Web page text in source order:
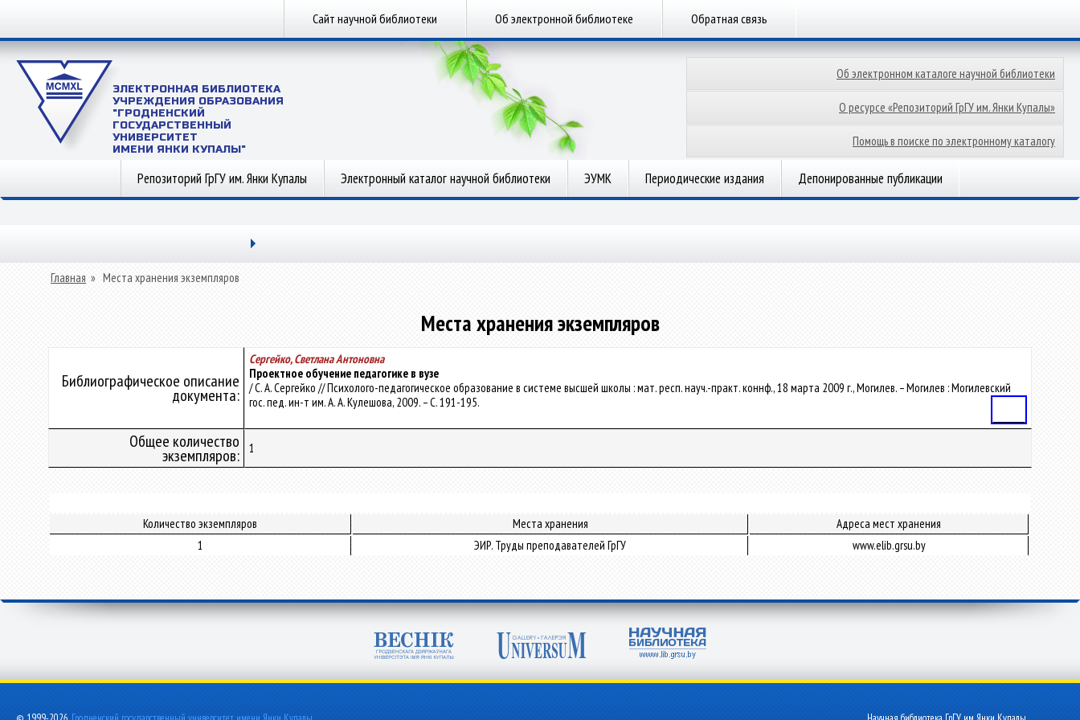
Сайт научной библиотеки Об электронной библиотеке Обратная связь
ЭЛЕКТРОННАЯ БИБЛИОТЕКА
УЧРЕЖДЕНИЯ ОБРАЗОВАНИЯ
"ГРОДНЕНСКИЙ
ГОСУДАРСТВЕННЫЙ
УНИВЕРСИТЕТ
ИМЕНИ ЯНКИ КУПАЛЫ"
Об электронном каталоге научной библиотеки
О ресурсе «Репозиторий ГрГУ им. Янки Купалы»
Помощь в поиске по электронному каталогу
Репозиторий ГрГУ им. Янки Купалы Электронный каталог научной библиотеки ЭУМК Периодические издания Депонированные публикации
Главная » Места хранения экземпляров
Места хранения экземпляров
Библиографическое описание
документа:
Сергейко, Светлана Антоновна
Проектное обучение педагогике в вузе
/ С. А. Сергейко // Психолого-педагогическое образование в системе высшей школы : мат. респ. науч.-практ. коннф., 18 марта 2009 г., Могилев. – Могилев : Могилевский
гос. пед. ин-т им. А. А. Кулешова, 2009. – С. 191-195.
Общее количество
экземпляров: 1
Количество экземпляров Места хранения
Адреса мест хранения
1
ЭИР. Труды преподавателей ГрГУ www.elib.grsu.by